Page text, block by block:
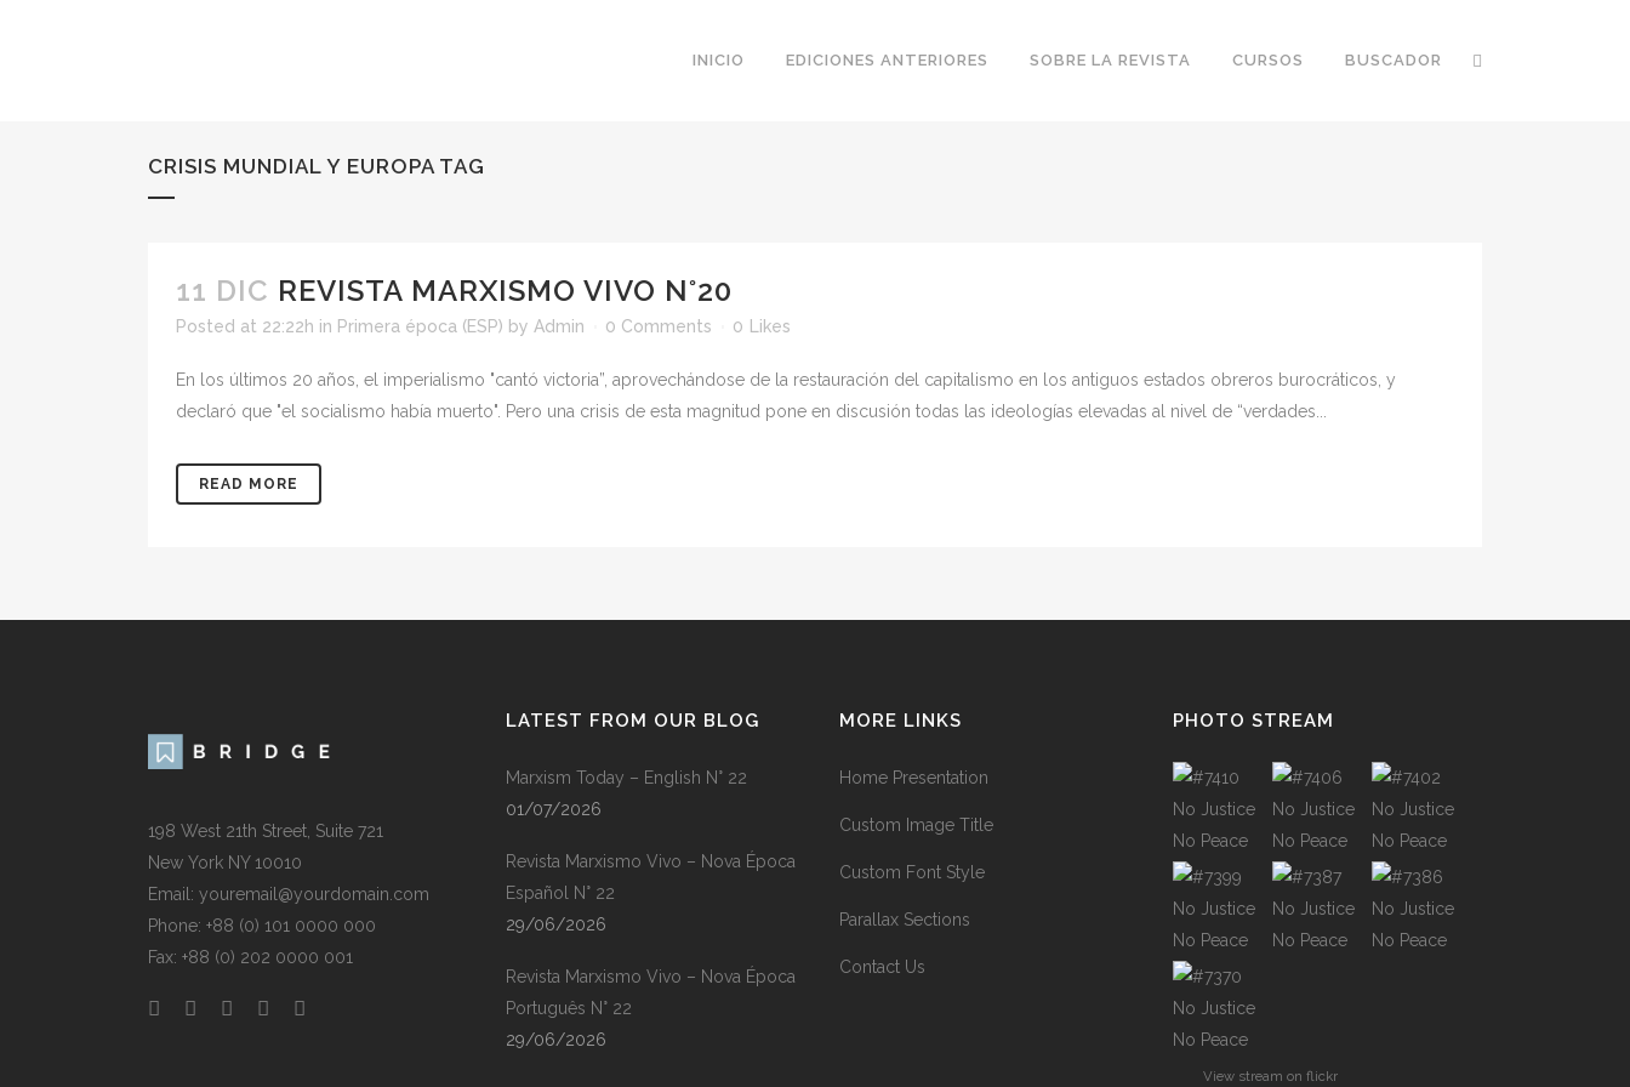
INICIO EDICIONES ANTERIORES SOBRE LA REVISTA CURSOS BUSCADOR
CRISIS MUNDIAL Y EUROPA TAG
11 DIC REVISTA MARXISMO VIVO N°20
Posted at 22:22h in Primera época (ESP) by Admin 0 Comments 0 Likes
En los últimos 20 años, el imperialismo "cantó victoria”, aprovechándose de la restauración del capitalismo en los antiguos estados obreros burocráticos, y
declaró que "el socialismo había muerto". Pero una crisis de esta magnitud pone en discusión todas las ideologías elevadas al nivel de “verdades...
READ MORE
198 West 21th Street, Suite 721
New York NY 10010
Email: youremail@yourdomain.com
Phone: +88 (0) 101 0000 000
Fax: +88 (0) 202 0000 001
LATEST FROM OUR BLOG
Marxism Today – English N° 22
01/07/2026
Revista Marxismo Vivo – Nova Época
Español N° 22
29/06/2026
Revista Marxismo Vivo – Nova Época
Português N° 22
29/06/2026
MORE LINKS
Home Presentation
Custom Image Title
Custom Font Style
Parallax Sections
Contact Us
PHOTO STREAM
View stream on flickr